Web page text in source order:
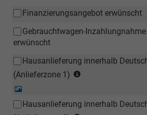
auch
bei
einem
Händler
Finanzierungsangebot erwünscht
Gebrauchtwagen-Inzahlungnahme
erwünscht
Hausanlieferung innerhalb
(Anlieferzone 1)
(ausgenommen
Hausanlieferung innerhalb